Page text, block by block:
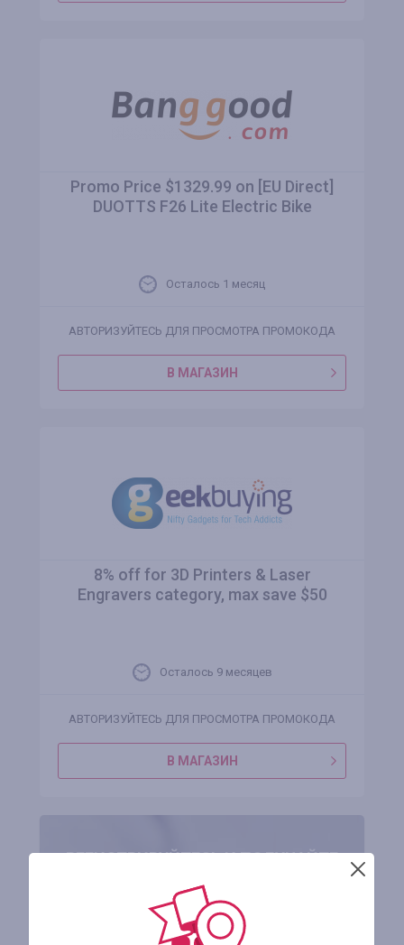
Promo Price $1329.99 on [EU Direct]
DUOTTS F26 Lite Electric Bike
Осталось 1 месяц
АВТОРИЗУЙТЕСЬ ДЛЯ ПРОСМОТРА ПРОМОКОДА
В МАГАЗИН
8% off for 3D Printers & Laser
Engravers category, max save $50
Осталось 9 месяцев
АВТОРИЗУЙТЕСЬ ДЛЯ ПРОСМОТРА ПРОМОКОДА
В МАГАЗИН
РЕГИСТРИРУЙТЕСЬ И ПОЛУЧАЙТЕ
ЗА ПОКУПКИ ДЕНЬГИ ОБРАТНО